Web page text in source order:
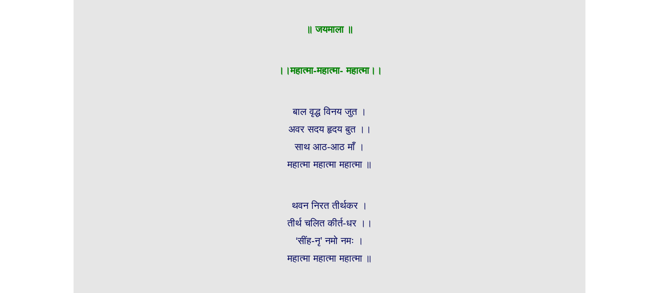
॥ जयमाला ॥
।।महात्मा-महात्मा- महात्मा।।
बाल वृद्ध विनय जुत ।
अवर सदय हृदय बुत ।।
साथ आठ-आठ माँ ।
महात्मा महात्मा महात्मा ॥
थवन निरत तीर्थकर ।
तीर्थ चलित कीर्त-धर ।।
‘सींह-नृ’ नमो नमः ।
महात्मा महात्मा महात्मा ॥